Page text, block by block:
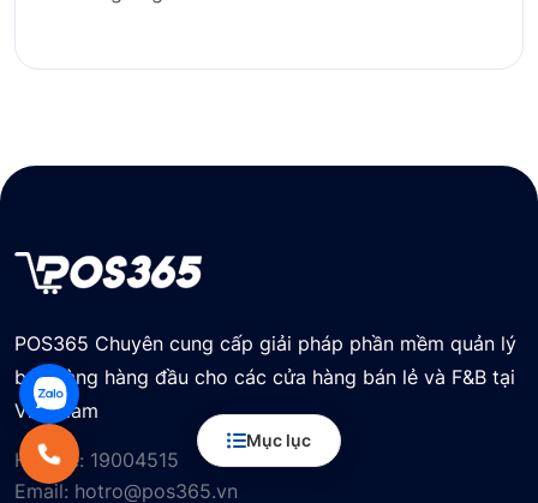
Mục lục
POS365 Chuyên cung cấp giải pháp phần mềm quản lý
bán hàng hàng đầu cho các cửa hàng bán lẻ và F&B tại
Việt Nam
Hotline: 19004515
Email: hotro@pos365.vn